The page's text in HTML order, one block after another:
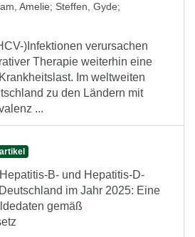
Amelie; Steffen, Gyde;
)Infektionen verursachen
Therapie weiterhin eine
Im weltweiten
zu den Ländern mit
...
B- und Hepatitis-D-
im Jahr 2025: Eine
gemäß